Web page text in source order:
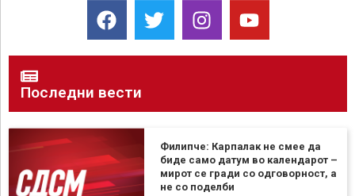
Последни вести
Филипче: Карпалак не смее да
биде само датум во календарот –
мирот се гради со одговорност, а
не со поделби